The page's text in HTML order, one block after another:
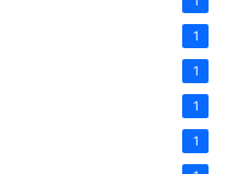
1
1
1
1